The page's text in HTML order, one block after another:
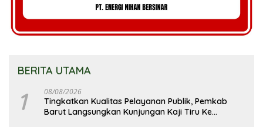
BERITA UTAMA
1 08/08/2026
Tingkatkan Kualitas Pelayanan Publik, Pemkab
Barut Langsungkan Kunjungan Kaji Tiru Ke